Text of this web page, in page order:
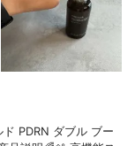
PDRN ダブル ブー